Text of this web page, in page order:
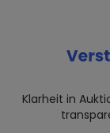
Klarheit in